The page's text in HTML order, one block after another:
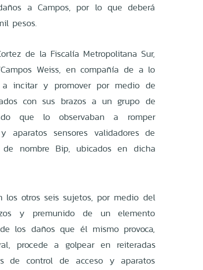
a Campos, por lo que deberá
pesos.
de la Fiscalía Metropolitana Sur,
Weiss, en compañía de a lo
a incitar y promover por medio de
con sus brazos a un grupo de
que lo observaban a romper
sensores validadores de
nombre Bip, ubicados en dicha
otros seis sujetos, por medio del
y premunido de un elemento
los daños que él mismo provoca,
procede a golpear en reiteradas
de control de acceso y aparatos